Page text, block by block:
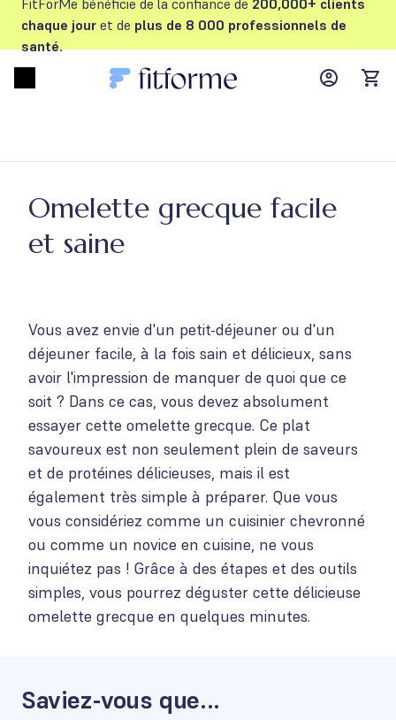
FitForMe bénéficie de la confiance de 200,000+ clients
chaque jour et de plus de 8 000 professionnels de
santé.
MyFFM
Omelette grecque facile
et saine
Vous avez envie d'un petit-déjeuner ou d'un
déjeuner facile, à la fois sain et délicieux, sans
avoir l'impression de manquer de quoi que ce
soit ? Dans ce cas, vous devez absolument
essayer cette omelette grecque. Ce plat
savoureux est non seulement plein de saveurs
et de protéines délicieuses, mais il est
également très simple à préparer. Que vous
vous considériez comme un cuisinier chevronné
ou comme un novice en cuisine, ne vous
inquiétez pas ! Grâce à des étapes et des outils
simples, vous pourrez déguster cette délicieuse
omelette grecque en quelques minutes.
Saviez-vous que...